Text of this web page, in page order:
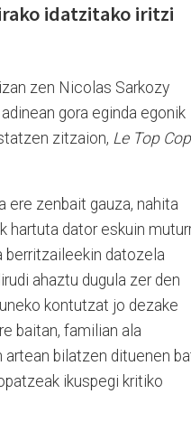
idatzitako iritzi
zen Nicolas Sarkozy
gora eginda egonik
zitzaion, Le Top Cop
ere zenbait gauza, nahita
hartuta dator eskuin
berritzaileekin datozela
ahaztu dugula zer den
kontutzat jo dezake
baitan, familian ala
artean bilatzen dituenen
ikuspegi kritiko